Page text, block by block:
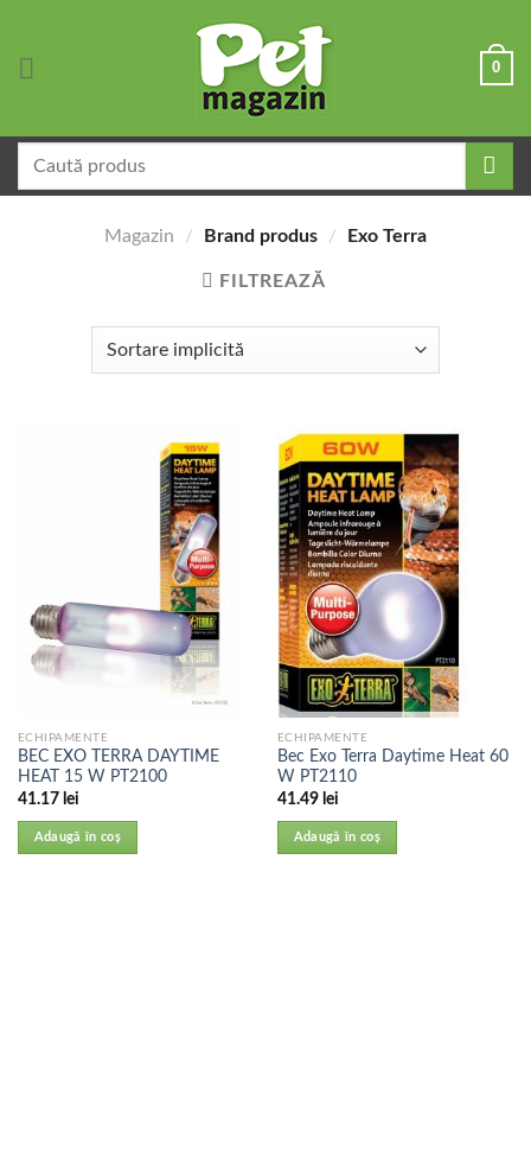
0
după:
Magazin / Brand produs / Exo Terra
FILTREAZĂ
ECHIPAMENTE
BEC EXO TERRA DAYTIME
HEAT 15 W PT2100
41.17 lei
Adaugă în coș
ECHIPAMENTE
Bec Exo Terra Daytime Heat 60
W PT2110
41.49 lei
Adaugă în coș